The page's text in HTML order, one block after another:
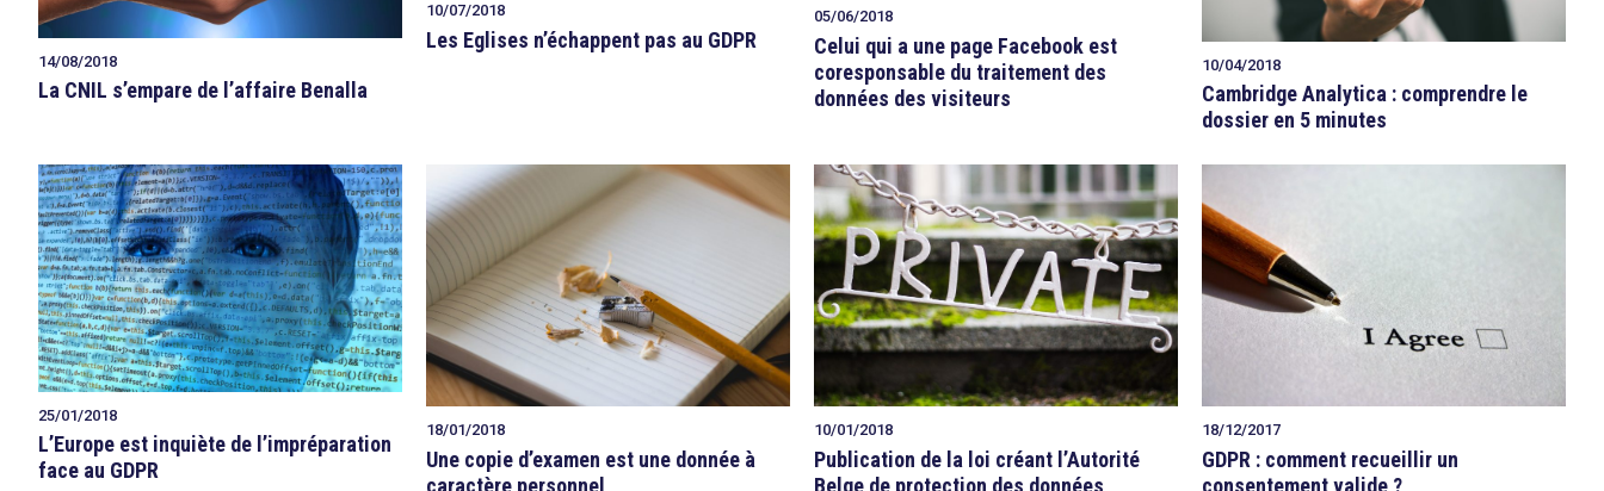
14/08/2018
La CNIL s’empare de l’affaire Benalla
10/07/2018
Les Eglises n’échappent pas au GDPR
05/06/2018
Celui qui a une page Facebook est
coresponsable du traitement des
données des visiteurs
10/04/2018
Cambridge Analytica : comprendre le
dossier en 5 minutes
25/01/2018
L’Europe est inquiète de l’impréparation
face au GDPR
18/01/2018
Une copie d’examen est une donnée à
caractère personnel
10/01/2018
Publication de la loi créant l’Autorité
Belge de protection des données
18/12/2017
GDPR : comment recueillir un
consentement valide ?